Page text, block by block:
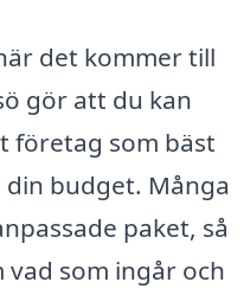
det kommer till
gör att du kan
företag som bäst
budget. Många
paket, så
som ingår och